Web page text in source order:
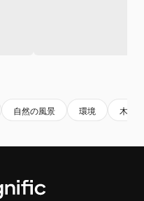
自然の風景 環境 木